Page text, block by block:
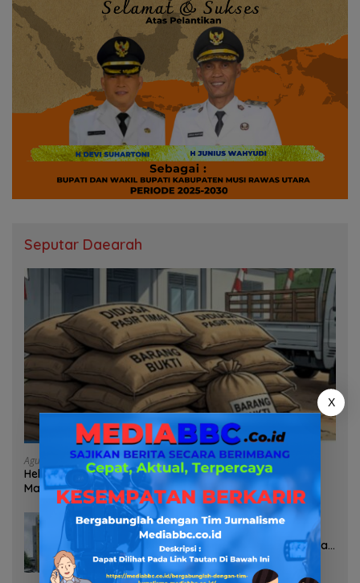
Seputar Daearah
Agustus 7, 2026
Heboh Tumpukan Karung Diduga Pasir Timah di Pos AL
Manggar, Danlanal Babel: Masih Kami Dalami
Agustus 7, 2026
Pelayanan Kinerja Dan Transparansi
Sanksi P2TL PLN Dipertanyakan, Upaya
Konfirmasi GM PLN UID S2JB Terkesan
Tutup Mata
X